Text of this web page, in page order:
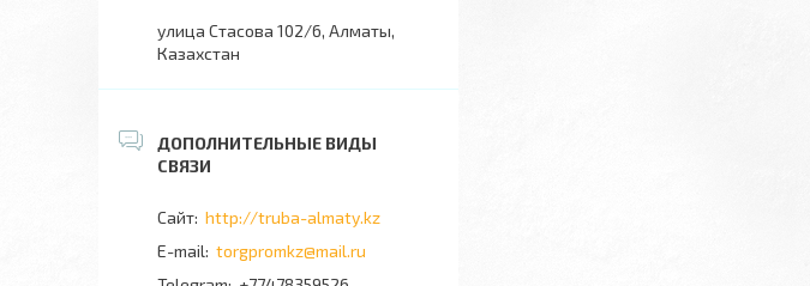
улица Стасова 102/6, Алматы,
Казахстан
http://truba-almaty.kz
torgpromkz@mail.ru